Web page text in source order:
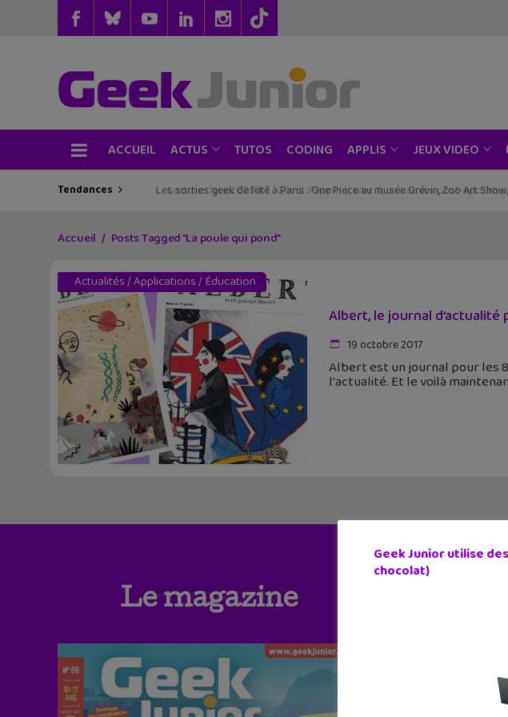
ACCUEIL ACTUS TUTOS CODING APPLIS JEUX VIDEO
Tendances Les sorties geek de l’été à Paris : One Piece au musée Grévin, Zoo Art
Accueil Posts Tagged "La poule qui pond"
Actualités/Applications/ Éducation
Albert, le journal
19 octobre 2017
Albert est un journal pour les
l'actualité. Et le voilà
Le magazine
Geek Junior utilise
chocolat)